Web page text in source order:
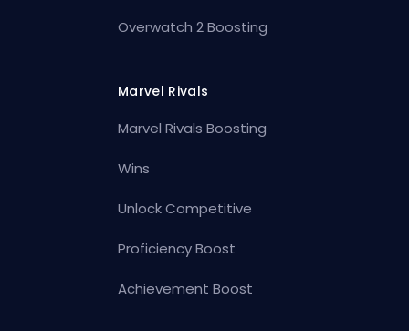
Overwatch 2 Boosting
Marvel Rivals
Marvel Rivals Boosting
Wins
Unlock Competitive
Proficiency Boost
Achievement Boost